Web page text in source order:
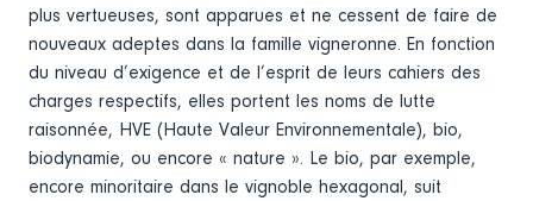
plus vertueuses, sont apparues et ne cessent de faire de
nouveaux adeptes dans la famille vigneronne. En fonction
du niveau d’exigence et de l’esprit de leurs cahiers des
charges respectifs, elles portent les noms de lutte
raisonnée, HVE (Haute Valeur Environnementale), bio,
biodynamie, ou encore « nature ». Le bio, par exemple,
encore minoritaire dans le vignoble hexagonal, suit